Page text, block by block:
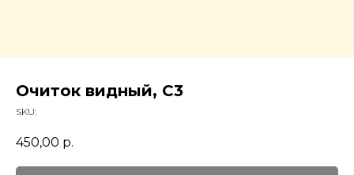
Очиток видный, С3
SKU:
450,00 р.